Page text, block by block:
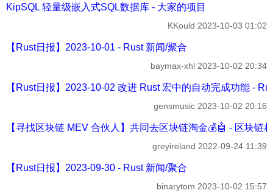
KipSQL 轻量级嵌入式SQL数据库 - 大家的项目
KKould 2023-10-03 01:02
【Rust日报】2023-10-01 - Rust 新闻/聚合
baymax-xhl 2023-10-02 20:34
【Rust日报】2023-10-02 改进 Rust 宏中的自动完成功能 -
gensmusic 2023-10-02 20:16
【寻找区块链 MEV 合伙人】共同去区块链淘金💰🤖 - 区块链
greyireland 2022-09-24 11:39
【Rust日报】2023-09-30 - Rust 新闻/聚合
binarytom 2023-10-02 15:57